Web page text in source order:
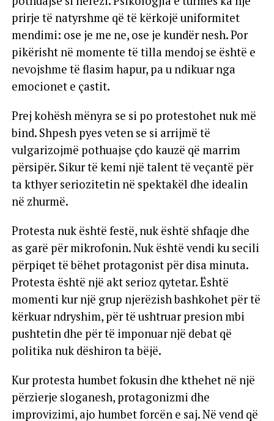
prirje të natyrshme që të kërkojë uniformitet
mendimi: ose je me ne, ose je kundër nesh. Por
pikërisht në momente të tilla mendoj se është e
nevojshme të flasim hapur, pa u ndikuar nga
emocionet e çastit.
Prej kohësh mënyra se si po protestohet nuk më
bind. Shpesh pyes veten se si arrijmë të
vulgarizojmë pothuajse çdo kauzë që marrim
përsipër. Sikur të kemi një talent të veçantë për
ta kthyer seriozitetin në spektakël dhe idealin
në zhurmë.
Protesta nuk është festë, nuk është shfaqje dhe
as garë për mikrofonin. Nuk është vendi ku secili
përpiqet të bëhet protagonist për disa minuta.
Protesta është një akt serioz qytetar. Është
momenti kur një grup njerëzish bashkohet për të
kërkuar ndryshim, për të ushtruar presion mbi
pushtetin dhe për të imponuar një debat që
politika nuk dëshiron ta bëjë.
Kur protesta humbet fokusin dhe kthehet në një
përzierje sloganesh, protagonizmi dhe
improvizimi, ajo humbet forcën e saj. Në vend që